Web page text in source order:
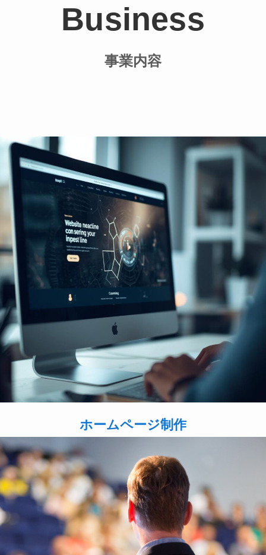
Business
事業内容
ホームページ制作